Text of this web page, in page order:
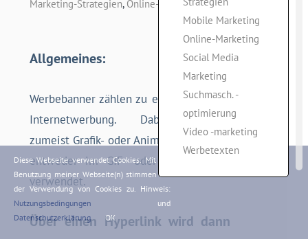
Marketing-Strategien, Online-Marketing
Allgemeines:
Werbebanner zählen zu einer Form von
Internetwerbung. Dabei werden
zumeist Grafik- oder Animationsdateien,
entweder im GIF- oder Flash-Format
verwendet.
Über einen Hyperlink wird dann
Mobile Marketing
Online-Marketing
Social Media
Marketing
Suchmasch. -
optimierung
Video -marketing
Werbetexten
Diese Webseite verwendet Cookies. Mit der
Benutzung meiner Webseite(n) stimmen Sie
der Verwendung von Cookies zu. Hinweis:
Nutzungsbedingungen und
Datenschutzerklärung
OK